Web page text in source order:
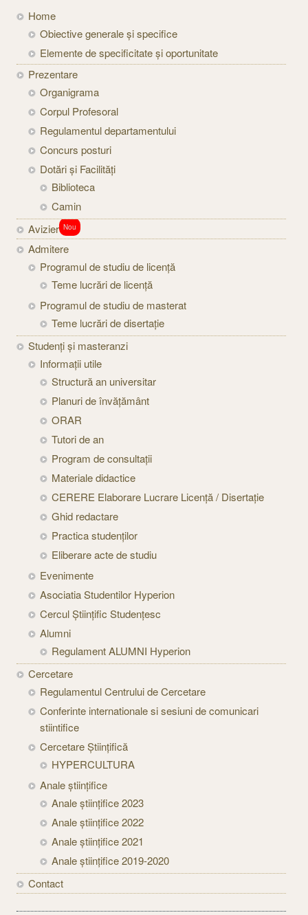
Home
Obiective generale și specifice
Elemente de specificitate și oportunitate
Prezentare
Organigrama
Corpul Profesoral
Regulamentul departamentului
Concurs posturi
Dotări și Facilități
Biblioteca
Camin
Avizier Nou
Admitere
Programul de studiu de licență
Teme lucrări de licență
Programul de studiu de masterat
Teme lucrări de disertație
Studenți şi masteranzi
Informaţii utile
Structură an universitar
Planuri de învățământ
ORAR
Tutori de an
Program de consultații
Materiale didactice
CERERE Elaborare Lucrare Licență / Disertație
Ghid redactare
Practica studenților
Eliberare acte de studiu
Evenimente
Asociatia Studentilor Hyperion
Cercul Științific Studențesc
Alumni
Regulament ALUMNI Hyperion
Cercetare
Regulamentul Centrului de Cercetare
Conferinte internationale si sesiuni de comunicari
stiintifice
Cercetare Științifică
HYPERCULTURA
Anale științifice
Anale științifice 2023
Anale științifice 2022
Anale științifice 2021
Anale științifice 2019-2020
Contact